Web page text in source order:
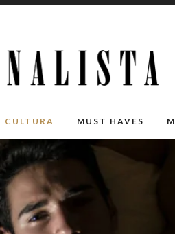
CULTURA MUST HAVES